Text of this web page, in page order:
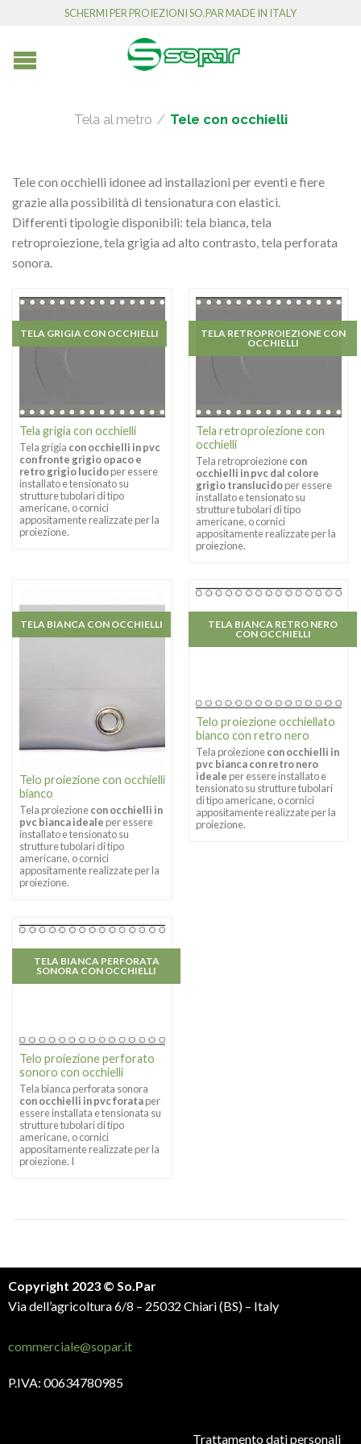
SCHERMI PER PROIEZIONI SO.PAR MADE IN ITALY
Tela al metro / Tele con occhielli
Tele con occhielli idonee ad installazioni per eventi e fiere
grazie alla possibilità di tensionatura con elastici.
Differenti tipologie disponibili: tela bianca, tela
retroproiezione, tela grigia ad alto contrasto, tela perforata
sonora.
Tela grigia con occhielli
Tela grigia con occhielli in pvc
con fronte grigio opaco e
retro grigio lucidoper essere
installato e tensionato su
strutture tubolari di tipo
americane, o cornici
appositamente realizzate per la
proiezione.
TELA GRIGIA CON OCCHIELLI
Tela retroproiezione con
occhielli
Tela retroproiezionecon
occhielli in pvc dal colore
grigio translucidoper essere
installato e tensionato su
strutture tubolari di tipo
americane, o cornici
appositamente realizzate per la
proiezione.
TELA RETROPROIEZIONE CON
OCCHIELLI
Telo proiezione con occhielli
bianco
Tela proiezionecon occhielli in
pvc bianca idealeper essere
installato e tensionato su
strutture tubolari di tipo
americane, o cornici
appositamente realizzate per la
proiezione.
TELA BIANCA CON OCCHIELLI
Telo proiezione occhiellato
bianco con retro nero
Tela proiezionecon occhielli in
pvc bianca con retro nero
idealeper essere installato e
tensionato su strutture tubolari
di tipo americane, o cornici
appositamente realizzate per la
proiezione.
TELA BIANCA RETRO NERO
CON OCCHIELLI
Telo proiezione perforato
sonoro con occhielli
Tela bianca perforata sonora
con occhielli in pvc forataper
essere installata e tensionata su
strutture tubolari di tipo
americane, o cornici
appositamente realizzate per la
proiezione. I
TELA BIANCA PERFORATA
SONORA CON OCCHIELLI
Copyright 2023 © So.Par
Via dell’agricoltura 6/8 – 25032 Chiari (BS) – Italy
commerciale@sopar.it
P.IVA: 00634780985
Trattamento dati personali